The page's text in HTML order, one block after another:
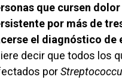
que cursen
por más de
el diagnóstico
decir que todos los
por